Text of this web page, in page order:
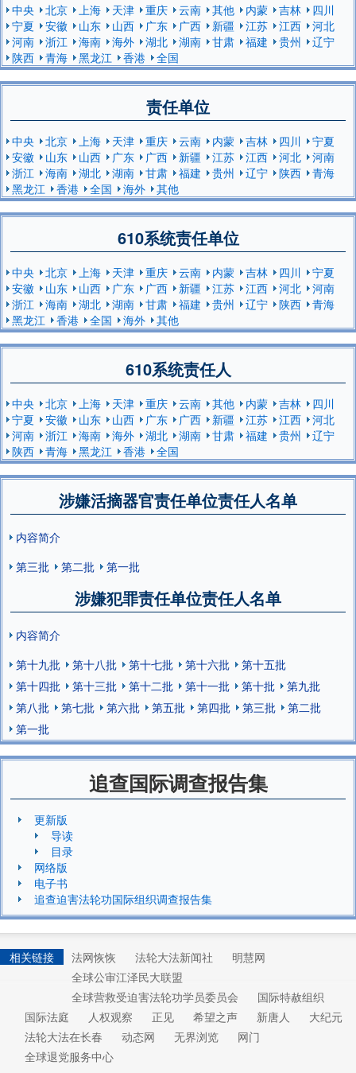
中央 北京 上海 天津 重庆 云南 其他 内蒙 吉林
四川
宁夏
安徽 山东 山西 广东 广西 新疆 江苏 江西
河北
河南
浙江 海南 海外 湖北 湖南 甘肃 福建 贵州
辽宁
陕西
青海 黑龙江 香港 全国
责任单位
中央 北京 上海 天津 重庆 云南 内蒙 吉林 四川
宁夏
安徽
山东 山西 广东 广西 新疆 江苏 江西 河北
河南
浙江
海南 湖北 湖南 甘肃 福建 贵州 辽宁 陕西
青海
黑龙江
香港 全国 海外 其他
610系统责任单位
中央 北京 上海 天津 重庆 云南 内蒙 吉林 四川
宁夏
安徽
山东 山西 广东 广西 新疆 江苏 江西 河北
河南
浙江
海南 湖北 湖南 甘肃 福建 贵州 辽宁 陕西
青海
黑龙江
香港 全国 海外 其他
610系统责任人
中央 北京 上海 天津 重庆 云南 其他 内蒙 吉林
四川
宁夏
安徽 山东 山西 广东 广西 新疆 江苏 江西
河北
河南
浙江 海南 海外 湖北 湖南 甘肃 福建 贵州
辽宁
陕西
青海 黑龙江 香港 全国
涉嫌活摘器官责任单位责任人名单
内容简介
第三批
第二批 第一批
涉嫌犯罪责任单位责任人名单
内容简介
第十九批
第十八批 第十七批 第十六批
第十五批
第十四批
第十三批 第十二批 第十一批 第十批
第九批
第八批
第七批 第六批 第五批 第四批 第三批
第二批
第一批
追查国际调查报告集
更新版
导读
目录
网络版
电子书
追查迫害法轮功国际组织调查报告集
相关链接 法网恢恢 法轮大法新闻社
明慧网
全球公审江泽民大联盟
全球营救受迫害法轮功学员委员会
国际特赦组织
国际法庭
人权观察 正见 希望之声 新唐人
大纪元
法轮大法在长春
动态网 无界浏览
网门
全球退党服务中心